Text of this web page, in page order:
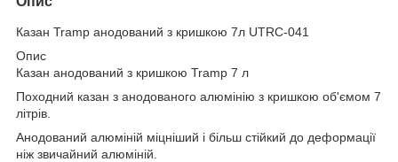
Казан Tramp анодований з кришкою 7л UTRC-041
Опис
Казан анодований з кришкою Tramp 7 л
Походний казан з анодованого алюмінію з кришкою об'ємом 7
літрів.
Анодований алюміній міцніший і більш стійкий до деформації
ніж звичайний алюміній.